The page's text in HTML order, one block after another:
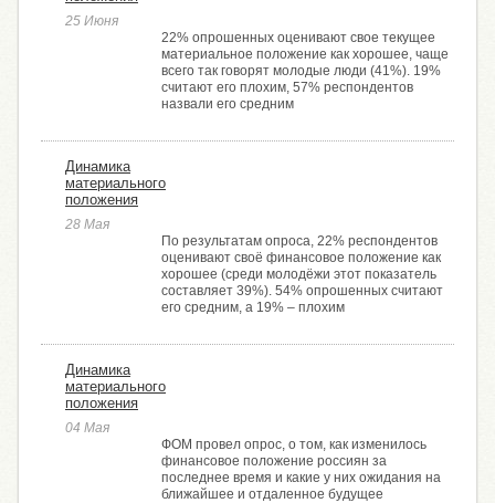
25 Июня
22% опрошенных оценивают свое текущее
материальное положение как хорошее, чаще
всего так говорят молодые люди (41%). 19%
считают его плохим, 57% респондентов
назвали его средним
Динамика
материального
положения
28 Мая
По результатам опроса, 22% респондентов
оценивают своё финансовое положение как
хорошее (среди молодёжи этот показатель
составляет 39%). 54% опрошенных считают
его средним, а 19% ­– плохим
Динамика
материального
положения
04 Мая
ФОМ провел опрос, о том, как изменилось
финансовое положение россиян за
последнее время и какие у них ожидания на
ближайшее и отдаленное будущее